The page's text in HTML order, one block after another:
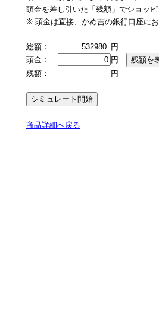
頭金を差し引いた「残額」でショッ
※ 頭金は直接、かめ吉の銀行口座に
総額： 532980 円
頭金：
円
残額：
円
商品詳細へ戻る